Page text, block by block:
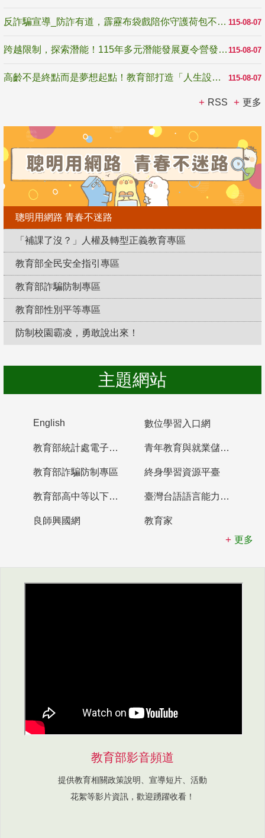
115-08-07
反詐騙宣導_防詐有道，霹靂布袋戲陪你守護荷包不受騙
115-08-07
跨越限制，探索潛能！115年多元潛能發展夏令營發掘生命無限可能
115-08-07
高齡不是終點而是夢想起點！教育部打造「人生設計夢工場」 參展第3屆高齡健康產業博覽會
RSS 更多
聰明用網路 青春不迷路
「補課了沒？」人權及轉型正義教育專區
教育部全民安全指引專區
教育部詐騙防制專區
教育部性別平等專區
防制校園霸凌，勇敢說出來！
主題網站
English 數位學習入口網
教育部統計處電子書櫃 青年教育與就業儲蓄帳戶
教育部詐騙防制專區 終身學習資源平臺
教育部高中等以下學校及幼兒園教師資格檢定考試 臺灣台語語言能力認證網站
良師興國網
教育家
更多
教育部影音頻道
提供教育相關政策說明、宣導短片、活動
花絮等影片資訊，歡迎踴躍收看！